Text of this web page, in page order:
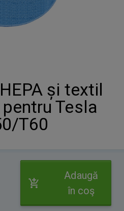
și textil
Tesla
T60
Adaugă
în coş